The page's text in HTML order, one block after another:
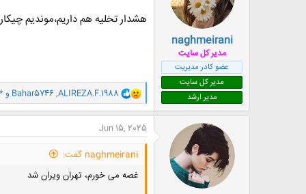
naghmeirani
مدیر کل سایت
عضو کادر مدیریت
مدیر کل سایت
مدیر ارشد
هشدار تخلیه هم داریم،موندیم
و
ا
ک
ن
ش
ا
ALIREZA.F.1988
,
Bahar5746 و
Jun 15, 2025
naghmeirani گفت:
غصه می خورم، تهران ویران شد